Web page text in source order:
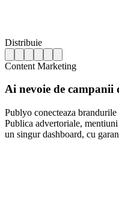
Distribuie
Content Marketing
Ai nevoie de campanii
Publyo conecteaza brandurile
Publica advertoriale,
un singur dashboard, cu